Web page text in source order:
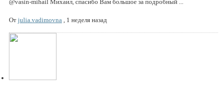
@vasin-mihail Михаил, спасибо Вам большое за подробный ...
От julia.vadimovna , 1 неделя назад